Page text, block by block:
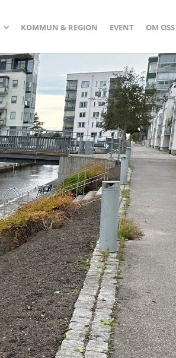
KOMMUN & REGION EVENT OM OSS